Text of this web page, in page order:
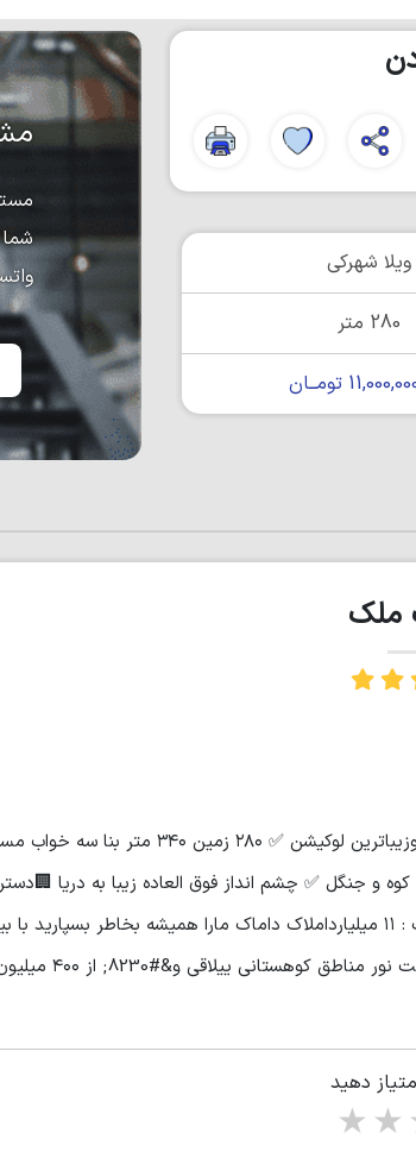
ویلا شهرکی
280 متر
تومــان
ملک
🌟 کد۷۰۷۶ ✅ ويلا مدرن تريبلكس شهركي روف گاردن ✅ در بهترین وزیباترین لوکیشن
و جنگل ✅ چشم انداز فوق العاده زیبا به دریا
به مراکز خرید و درمانی و رفاهی ✅بایک قیمت بسیار مناسب 💰قیمت : ۱۱ ميليارداملاک داماک مارا همیشه بخاطر
۵۰۰ فایل به روز رویان تا نوشهر. ایزدشهر تا نور
دهید
3 stars
2 stars